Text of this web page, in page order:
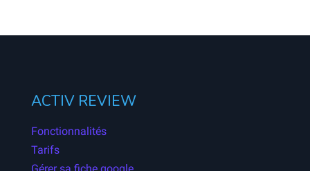
ACTIV REVIEW
Fonctionnalités
Tarifs
Gérer sa fiche google